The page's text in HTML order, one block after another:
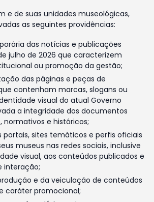
e de suas unidades museológicas,
as seguintes providências:
das notícias e publicações
julho de 2026 que caracterizem
ou promoção da gestão;
das páginas e peças de
contenham marcas, slogans ou
visual do atual Governo
a integridade dos documentos
normativos e históricos;
portais, sites temáticos e perfis oficiais
museus nas redes sociais, inclusive
visual, aos conteúdos publicados e
interação;
e da veiculação de conteúdos
caráter promocional;